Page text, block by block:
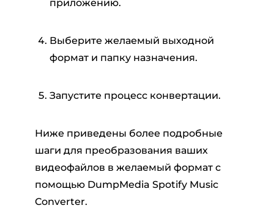
приложению.
Выберите желаемый выходной
формат и папку назначения.
Запустите процесс конвертации.
Ниже приведены более подробные
шаги для преобразования ваших
видеофайлов в желаемый формат с
помощью DumpMedia Spotify Music
Converter.